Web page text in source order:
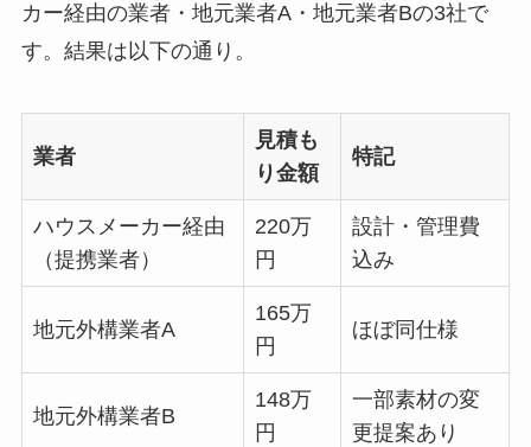
カー経由の業者・地元業者A・地元業者Bの3社で
す。結果は以下の通り。
業者
見積も
り金額
特記
ハウスメーカー経由
（提携業者）
220万
円
設計・管理費
込み
地元外構業者A
165万
円
ほぼ同仕様
地元外構業者B
148万
円
一部素材の変
更提案あり